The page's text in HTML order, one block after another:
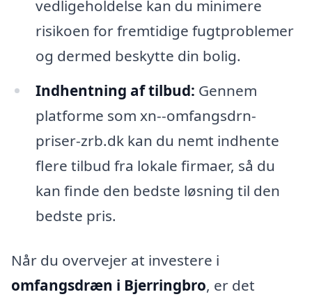
vedligeholdelse kan du minimere
risikoen for fremtidige fugtproblemer
og dermed beskytte din bolig.
Indhentning af tilbud: Gennem
platforme som xn--omfangsdrn-
priser-zrb.dk kan du nemt indhente
flere tilbud fra lokale firmaer, så du
kan finde den bedste løsning til den
bedste pris.
Når du overvejer at investere i
omfangsdræn i Bjerringbro, er det